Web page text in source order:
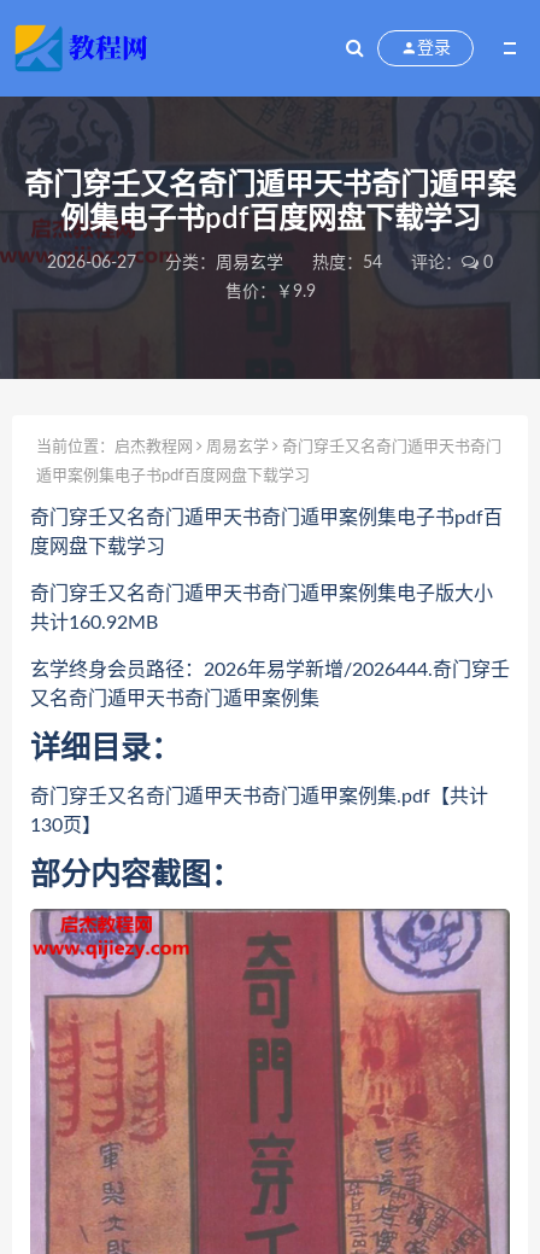
登录
奇门穿壬又名奇门遁甲天书奇门遁甲案
例集电子书pdf百度网盘下载学习
2026-06-27 分类： 周易玄学 热度：54 评论：
0
售价：￥9.9
当前位置： 启杰教程网 周易玄学
奇门穿壬又名奇门遁甲天书奇门
遁甲案例集电子书pdf百度网盘下载学习
奇门穿壬又名奇门遁甲天书奇门遁甲案例集电子书pdf百
度网盘下载学习
奇门穿壬又名奇门遁甲天书奇门遁甲案例集电子版大小
共计160.92MB
玄学终身会员路径：2026年易学新增/2026444.奇门穿壬
又名奇门遁甲天书奇门遁甲案例集
详细目录：
奇门穿壬又名奇门遁甲天书奇门遁甲案例集.pdf【共计
130页】
部分内容截图：